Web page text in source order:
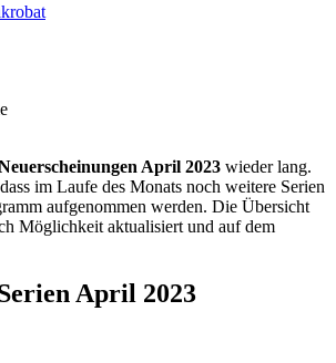
April 2023 wieder lang.
im Laufe des Monats noch weitere Serien
aufgenommen werden. Die Übersicht
Möglichkeit aktualisiert und auf dem
April 2023